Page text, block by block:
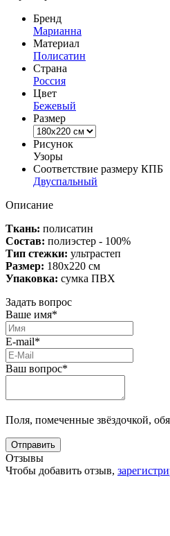
Бренд
Марианна
Материал
Полисатин
Страна
Россия
Цвет
Бежевый
Размер
Рисунок
Узоры
Соответствие размеру КПБ
Двуспальный
Описание
Ткань: полисатин
Состав: полиэстер - 100%
Тип стежки: ультрастеп
Размер: 180х220 см
Упаковка: сумка ПВХ
Задать вопрос
Ваше имя*
E-mail*
Ваш вопрос*
Поля, помеченные звёздочкой,
Отзывы
Чтобы добавить отзыв,